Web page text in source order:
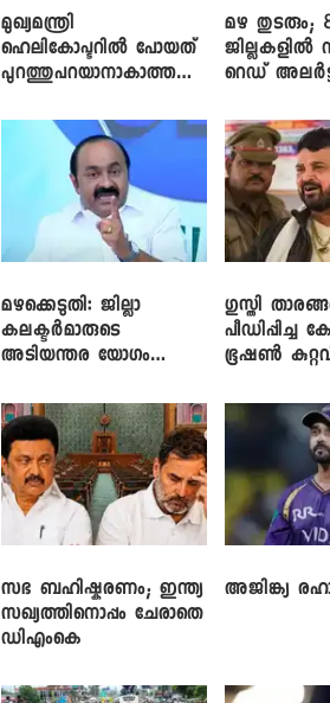
മുഖ്യമന്ത്രി
ഹെലികോപ്ടറിൽ പോയത്
പുറത്തുപറയാനാകാത്ത
ഗോവിന്ദൻ
മഴ തുടരും;
ജില്ലകളിൽ
റെഡ്
അലർട്ട്
മഴക്കെടുതി: ജില്ലാ
കലക്ടർമാരുടെ
അടിയന്തര യോഗം
​ഗുസ്തി
പീഡിപ്പിച്ച
ഭൂഷൺ
സഭ ബഹിഷ്കരണം; ഇന്ത്യ
സഖ്യത്തിനൊപ്പം ചേരാതെ
ഡിഎംകെ
അജിങ്ക്യ